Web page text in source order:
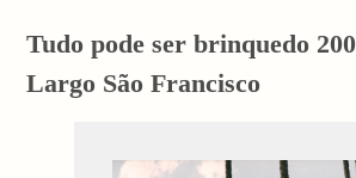
Tudo pode ser brinquedo
Largo São Francisco